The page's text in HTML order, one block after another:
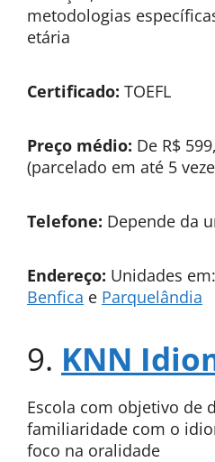
metodologias
etária
Certificado: TOEFL
Preço médio: De R$
(parcelado em até 5
Telefone: Depende da
Endereço: Unidades em:
Benfica e Parquelândia
9. KNN
Escola com objetivo de
familiaridade com o
foco na oralidade